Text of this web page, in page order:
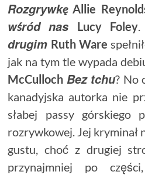
Rozgrywkę Allie
wśród nas Lucy Foley.
drugim Ruth Ware
jak na tym tle wypada
McCulloch Bez tchu? No
kanadyjska autorka nie
słabej passy górskiego
rozrywkowej. Jej kryminał
gustu, choć z drugiej
przynajmniej po